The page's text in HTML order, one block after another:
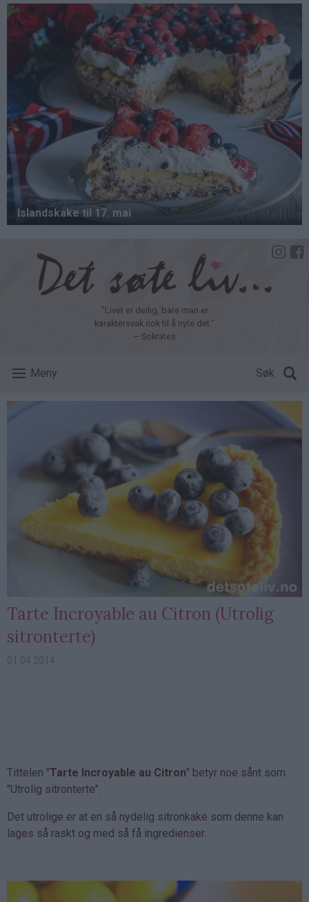
Hopp
hovedinnhold
"Livet er deilig, bare man er
karaktersvak nok til å nyte det."
– Sokrates
Meny Søk
Tarte Incroyable au Citron (Utrolig
sitronterte)
01.04.2014
Tittelen "Tarte Incroyable au Citron" betyr noe sånt som
"Utrolig sitronterte".
Det utrolige er at en så nydelig sitronkake som denne kan
lages så raskt og med så få ingredienser.